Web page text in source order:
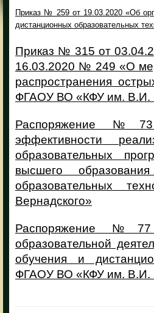
Приказ № 259 от 19.03.2020 «Об
дистанционных образовательных
Приказ № 315 от
16.03.2020 № 249 «О
распространения
ФГАОУ ВО «КФУ им. В.И.
Распоряжение
эффективности
образовательных
высшего
образовательных
Вернадского»
Распоряжение
образовательной
обучения и
ФГАОУ ВО «КФУ им. В.И.